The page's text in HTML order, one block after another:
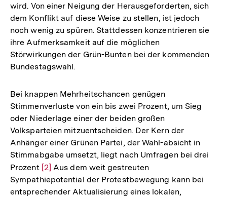
wird. Von einer Neigung der Herausgeforderten, sich
dem Konflikt auf diese Weise zu stellen, ist jedoch
noch wenig zu spüren. Stattdessen konzentrieren sie
ihre Aufmerksamkeit auf die möglichen
Störwirkungen der Grün-Bunten bei der kommenden
Bundestagswahl.
Bei knappen Mehrheitschancen genügen
Stimmenverluste von ein bis zwei Prozent, um Sieg
oder Niederlage einer der beiden großen
Volksparteien mitzuentscheiden. Der Kern der
Anhänger einer Grünen Partei, der Wahl-absicht in
Stimmabgabe umsetzt, liegt nach Umfragen bei drei
Prozent Zur
Auflösung
der
[2] Aus dem weit gestreuten
Sympathiepotential der Protestbewegung kann bei
entsprechender Aktualisierung eines lokalen,